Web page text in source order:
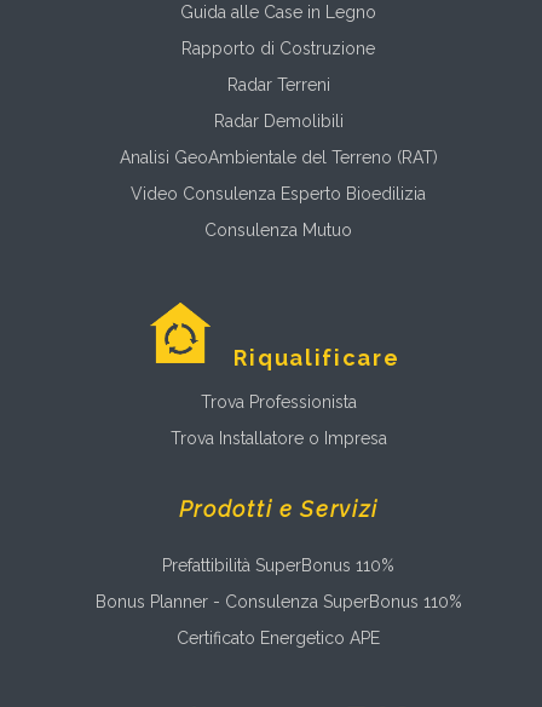
Guida alle Case in Legno
Rapporto di Costruzione
Radar Terreni
Radar Demolibili
Analisi GeoAmbientale del Terreno (RAT)
Video Consulenza Esperto Bioedilizia
Consulenza Mutuo
Riqualificare
Trova Professionista
Trova Installatore o Impresa
Prodotti e Servizi
Prefattibilità SuperBonus 110%
Bonus Planner - Consulenza SuperBonus 110%
Certificato Energetico APE